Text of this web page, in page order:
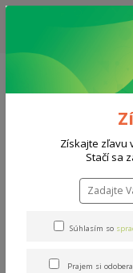
ZĽAVA: VŠETKY
PODĽA VÝBERU /
0908 777 700 Po-So:
Matrace
Coconut
Novinka
Získajte zľavu
Stačí sa
Súhlasím so
Prajem si